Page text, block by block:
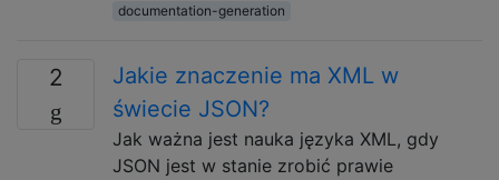
documentation-generation
2
Jakie znaczenie ma XML w
świecie JSON?
Jak ważna jest nauka języka XML, gdy
JSON jest w stanie zrobić prawie